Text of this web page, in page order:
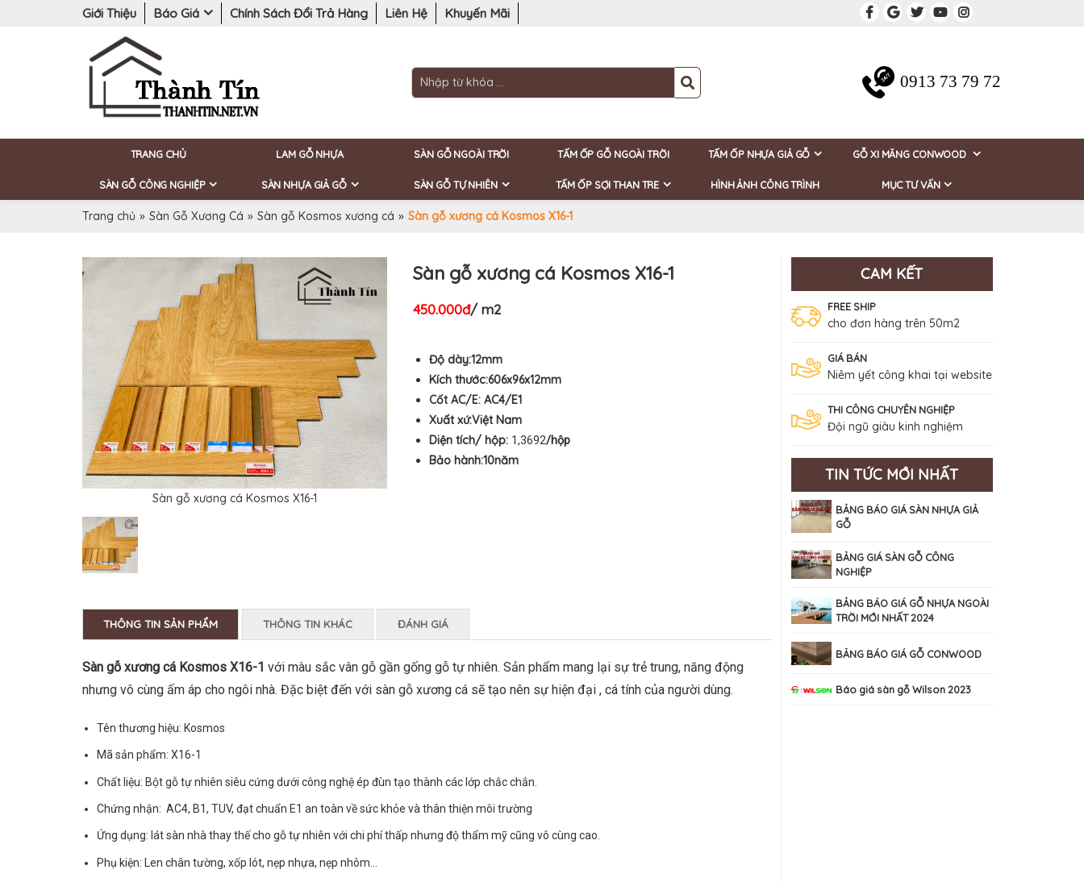
Giới Thiệu Báo Giá Chính Sách Đổi Trả Hàng Liên Hệ Khuyến Mãi
0913 73 79 72
TRANG CHỦ LAM GỖ NHỰA SÀN GỖ NGOÀI TRỜI TẤM ỐP GỖ NGOÀI TRỜI TẤM ỐP NHỰA GIẢ GỖ GỖ XI MĂNG CONWOOD
SÀN GỖ CÔNG NGHIỆP SÀN NHỰA GIẢ GỖ SÀN GỖ TỰ NHIÊN TẤM ỐP SỢI THAN TRE HÌNH ẢNH CÔNG TRÌNH MỤC TƯ VẤN
Trang chủ » Sàn Gỗ Xương Cá » Sàn gỗ Kosmos xương cá » Sàn gỗ xương cá Kosmos X16-1
Sàn gỗ xương cá Kosmos X16-1
Sàn gỗ xương cá Kosmos X16-1
450.000đ/ m2
Độ dày:12mm
Kích thước:606x96x12mm
Cốt AC/E:AC4/E1
Xuất xứ:Việt Nam
Diện tích/ hộp: 1,3692/hộp
Bảo hành:10năm
THÔNG TIN SẢN PHẨM THÔNG TIN KHÁC ĐÁNH GIÁ
Sàn gỗ xương cá Kosmos X16-1 với màu sắc vân gỗ gần gống gỗ tự nhiên. Sản phẩm mang lại sự trẻ trung, năng động
nhưng vô cùng ấm áp cho ngôi nhà. Đặc biệt đến với sàn gỗ xương cá sẽ tạo nên sự hiện đại , cá tính của người dùng.
Tên thương hiệu: Kosmos
Mã sản phẩm: X16-1
Chất liệu: Bột gỗ tự nhiên siêu cứng dưới công nghệ ép đùn tạo thành các lớp chắc chắn.
Chứng nhận: AC4, B1, TUV, đạt chuẩn E1 an toàn về sức khỏe và thân thiện môi trường
Ứng dụng: lát sàn nhà thay thế cho gỗ tự nhiên với chi phí thấp nhưng độ thẩm mỹ cũng vô cùng cao.
Phụ kiện: Len chân tường, xốp lót, nẹp nhựa, nẹp nhôm…
CAM KẾT
FREE SHIP
cho đơn hàng trên 50m2
GIÁ BÁN
Niêm yết công khai tại website
THI CÔNG CHUYÊN NGHIỆP
Đội ngũ giàu kinh nghiệm
TIN TỨC MỚI NHẤT
BẢNG BÁO GIÁ SÀN NHỰA GIẢ
GỖ
BẢNG GIÁ SÀN GỖ CÔNG
NGHIỆP
BẢNG BÁO GIÁ GỖ NHỰA NGOÀI
TRỜI MỚI NHẤT 2024
BẢNG BÁO GIÁ GỖ CONWOOD
Báo giá sàn gỗ Wilson 2023